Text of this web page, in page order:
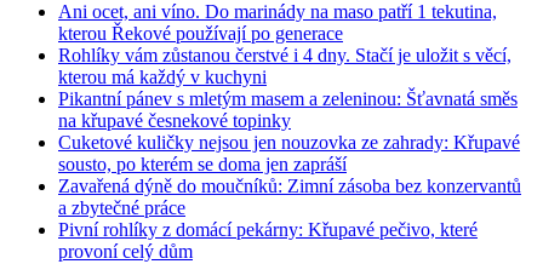
Ani ocet, ani víno. Do marinády na maso patří 1 tekutina,
kterou Řekové používají po generace
Rohlíky vám zůstanou čerstvé i 4 dny. Stačí je uložit s věcí,
kterou má každý v kuchyni
Pikantní pánev s mletým masem a zeleninou: Šťavnatá směs
na křupavé česnekové topinky
Cuketové kuličky nejsou jen nouzovka ze zahrady: Křupavé
sousto, po kterém se doma jen zapráší
Zavařená dýně do moučníků: Zimní zásoba bez konzervantů
a zbytečné práce
Pivní rohlíky z domácí pekárny: Křupavé pečivo, které
provoní celý dům